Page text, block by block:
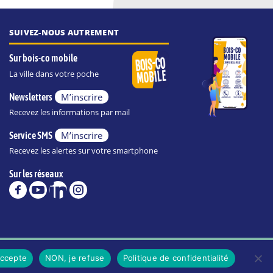
SUIVEZ-NOUS AUTREMENT
Sur bois-co mobile
La ville dans votre poche
Newsletters M’inscrire
Recevez les informations par mail
Service SMS M’inscrire
Recevez les alertes sur votre smartphone
Sur les réseaux
POLITIQUE DE CONFIDENTIALITÉ DE LA VILLE
NON, je refuse Politique de confidentialité